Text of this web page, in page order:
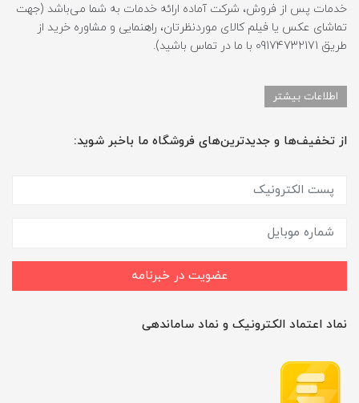
خدمات پس از فروش، شرکت آماده ارائه خدمات به شما می‌باشد (جهت
تماشای عکس یا فیلم کالای موردنظرتان، راهنمایی و مشاوره خرید از
طریق 09174732171 با ما در تماس باشید).
اطلاعات بیشتر
از تخفیف‌ها و جدیدترین‌های فروشگاه ما باخبر شوید:
عضویت در خبرنامه
نماد اعتماد الکترونیک و نماد ساماندهی